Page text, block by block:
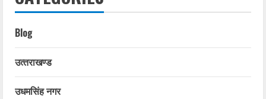
Blog
उत्‍तराखण्‍ड
उधमसिंह नगर